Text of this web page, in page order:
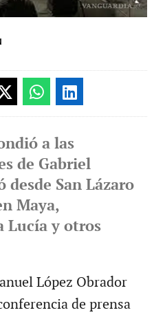
a las
de Gabriel
desde San Lázaro
Maya,
Lucía y otros
López Obrador
de prensa